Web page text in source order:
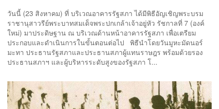
วันนี้ (23 สิงหาคม) ที่ บริเวณอาคารรัฐสภา ได้มีพิธีอัญเชิญพระบรม
ราชานุสาวรีย์พระบาทสมเด็จพระปกเกล้าเจ้าอยู่หัว รัชกาลที่ 7 (องค์
ใหม่) มาประดิษฐาน ณ บริเวณด้านหน้าอาคารรัฐสภา เพื่อเตรียม
ประกอบและดำเนินการในขั้นตอนต่อไป พิธีนำโดยวันมูหะมัดนอร์
มะทา ประธานรัฐสภาและประธานสภาผู้แทนราษฎร พร้อมด้วยรอง
ประธานสภาฯ และผู้บริหารระดับสูงของรัฐสภา โ...